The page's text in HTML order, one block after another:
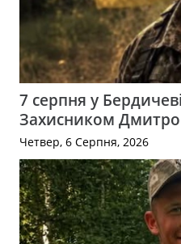
7 серпня у
Захисником
Четвер, 6 Серпня, 2026